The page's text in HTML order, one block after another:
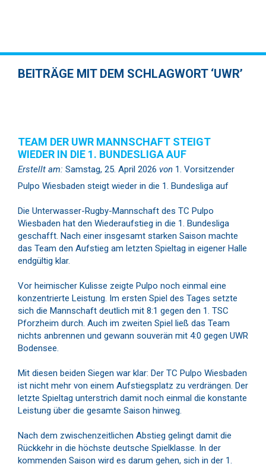
BEITRÄGE MIT DEM SCHLAGWORT ‘UWR’
TEAM DER UWR MANNSCHAFT STEIGT
WIEDER IN DIE 1. BUNDESLIGA AUF
Erstellt am: Samstag, 25. April 2026 von 1. Vorsitzender
Pulpo Wiesbaden steigt wieder in die 1. Bundesliga auf
Die Unterwasser-Rugby-Mannschaft des TC Pulpo
Wiesbaden hat den Wiederaufstieg in die 1. Bundesliga
geschafft. Nach einer insgesamt starken Saison machte
das Team den Aufstieg am letzten Spieltag in eigener Halle
endgültig klar.
Vor heimischer Kulisse zeigte Pulpo noch einmal eine
konzentrierte Leistung. Im ersten Spiel des Tages setzte
sich die Mannschaft deutlich mit 8:1 gegen den 1. TSC
Pforzheim durch. Auch im zweiten Spiel ließ das Team
nichts anbrennen und gewann souverän mit 4:0 gegen UWR
Bodensee.
Mit diesen beiden Siegen war klar: Der TC Pulpo Wiesbaden
ist nicht mehr von einem Aufstiegsplatz zu verdrängen. Der
letzte Spieltag unterstrich damit noch einmal die konstante
Leistung über die gesamte Saison hinweg.
Nach dem zwischenzeitlichen Abstieg gelingt damit die
Rückkehr in die höchste deutsche Spielklasse. In der
kommenden Saison wird es darum gehen, sich in der 1.